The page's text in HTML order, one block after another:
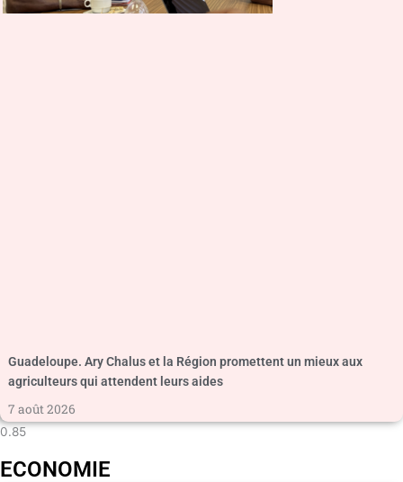
Guadeloupe. Ary Chalus et la Région promettent un mieux aux
agriculteurs qui attendent leurs aides
7 août 2026
ECONOMIE